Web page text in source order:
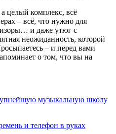
целый комплекс, всё
– всё, что нужно для
и даже утюг с
неожиданность, которой
– и перед вами
о том, что вы на
музыкальную школу
и телефон в руках